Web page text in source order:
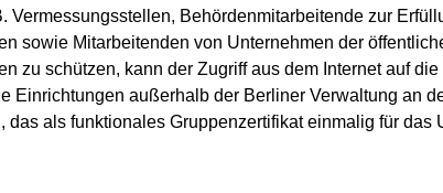
Behördenmitarbeitende zur
sowie Mitarbeitenden von Unternehmen der
zu schützen, kann der Zugriff aus dem Internet auf
Einrichtungen außerhalb der Berliner Verwaltung an
als funktionales Gruppenzertifikat einmalig für das